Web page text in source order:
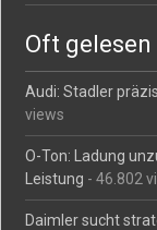
Oft gelesen
Audi: Stadler
views
O-Ton: Ladung
Leistung - 46.802
Daimler sucht